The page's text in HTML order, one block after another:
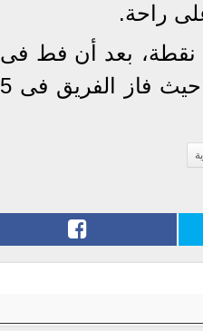
راحة.
ويحتل الزمالك المركز الثانى بجدول ترتيب الدورى برصيد 18 نقطة، بعد أن فط فى
الصدارة عقب التعادل مع المحلة بالجولة العاشرة من الورى، حيث فاز الفريق فى 5